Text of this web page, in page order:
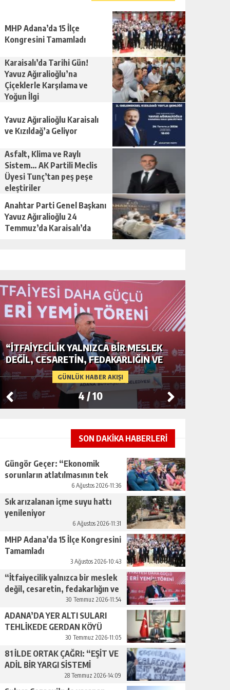
MHP Adana’da 15 İlçe
Kongresini Tamamladı
Karaisalı’da Tarihi Gün!
Yavuz Ağıralioğlu’na
Çiçeklerle Karşılama ve
Yoğun İlgi
Yavuz Ağıralioğlu Karaisalı
ve Kızıldağ’a Geliyor
Asfalt, Klima ve Raylı
Sistem… AK Partili Meclis
Üyesi Tunç’tan peş peşe
eleştiriler
Anahtar Parti Genel Başkanı
Yavuz Ağıralioğlu 24
Temmuz’da Karaisalı’da
GÜNLÜK HABER AKIŞI
ADANA’DA YER ALTI SULARI TEHLİKEDE
GERDAN KÖYÜ SANAYİ SUYU
CENDERESİNDE
5/10
SON DAKİKA HABERLERİ
Güngör Geçer: “Ekonomik
sorunların atlatılmasının tek
yolu üretimi artırmaktan
geçiyor.”
6 Ağustos 2026-11:36
Sık arızalanan içme suyu hattı
yenileniyor
6 Ağustos 2026-11:31
MHP Adana’da 15 İlçe Kongresini
Tamamladı
3 Ağustos 2026-10:43
“İtfaiyecilik yalnızca bir meslek
değil, cesaretin, fedakarlığın ve
insan sevgisinin en güçlü
temsilidir.”
30 Temmuz 2026-11:54
ADANA’DA YER ALTI SULARI
TEHLİKEDE GERDAN KÖYÜ
SANAYİ SUYU CENDERESİNDE
30 Temmuz 2026-11:05
81 İLDE ORTAK ÇAĞRI: “EŞİT VE
ADİL BİR YARGI SİSTEMİ
28 Temmuz 2026-14:09